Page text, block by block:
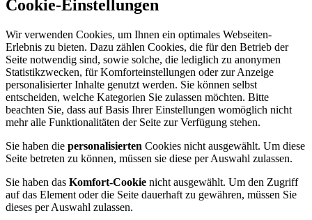
Cookie-Einstellungen
Wir verwenden Cookies, um Ihnen ein optimales Webseiten-
Erlebnis zu bieten. Dazu zählen Cookies, die für den Betrieb der
Seite notwendig sind, sowie solche, die lediglich zu anonymen
Statistikzwecken, für Komforteinstellungen oder zur Anzeige
personalisierter Inhalte genutzt werden. Sie können selbst
entscheiden, welche Kategorien Sie zulassen möchten. Bitte
beachten Sie, dass auf Basis Ihrer Einstellungen womöglich nicht
mehr alle Funktionalitäten der Seite zur Verfügung stehen.
Sie haben die personalisierten Cookies nicht ausgewählt. Um diese
Seite betreten zu können, müssen sie diese per Auswahl zulassen.
Sie haben das Komfort-Cookie nicht ausgewählt. Um den Zugriff
auf das Element oder die Seite dauerhaft zu gewähren, müssen Sie
dieses per Auswahl zulassen.